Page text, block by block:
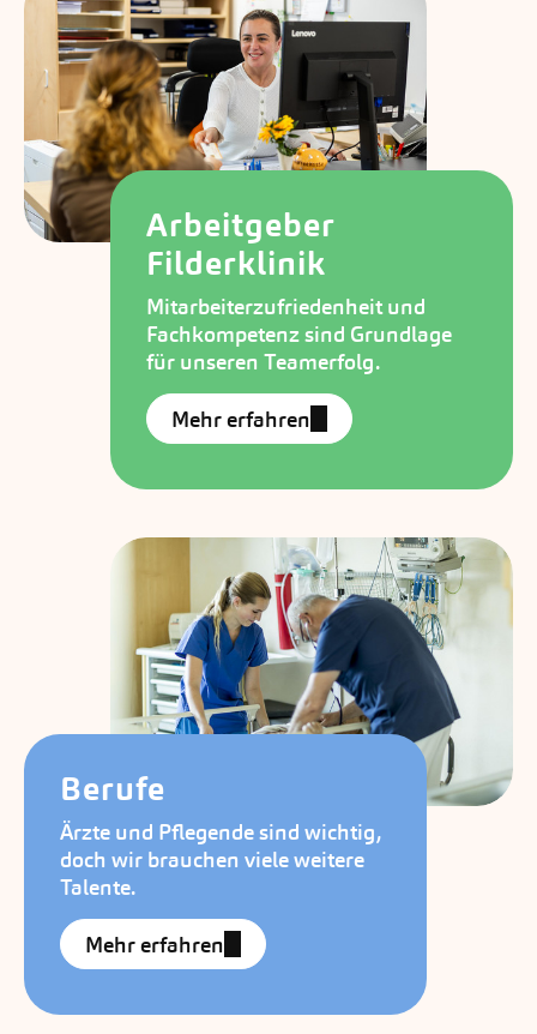
Arbeitgeber
Filderklinik
Mitarbeiterzufriedenheit und
Fachkompetenz sind Grundlage
für unseren Teamerfolg.
Mehr erfahren
Berufe
Ärzte und Pflegende sind wichtig,
doch wir brauchen viele weitere
Talente.
Mehr erfahren